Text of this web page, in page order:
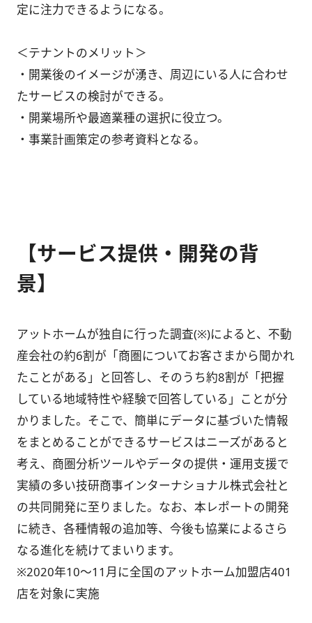
定に注力できるようになる。
＜テナントのメリット＞
・開業後のイメージが湧き、周辺にいる人に合わせ
たサービスの検討ができる。
・開業場所や最適業種の選択に役立つ。
・事業計画策定の参考資料となる。
【サービス提供・開発の背
景】
アットホームが独自に行った調査(※)によると、不動
産会社の約6割が「商圏についてお客さまから聞かれ
たことがある」と回答し、そのうち約8割が「把握
している地域特性や経験で回答している」ことが分
かりました。そこで、簡単にデータに基づいた情報
をまとめることができるサービスはニーズがあると
考え、商圏分析ツールやデータの提供・運用支援で
実績の多い技研商事インターナショナル株式会社と
の共同開発に至りました。なお、本レポートの開発
に続き、各種情報の追加等、今後も協業によるさら
なる進化を続けてまいります。
※2020年10～11月に全国のアットホーム加盟店401
店を対象に実施